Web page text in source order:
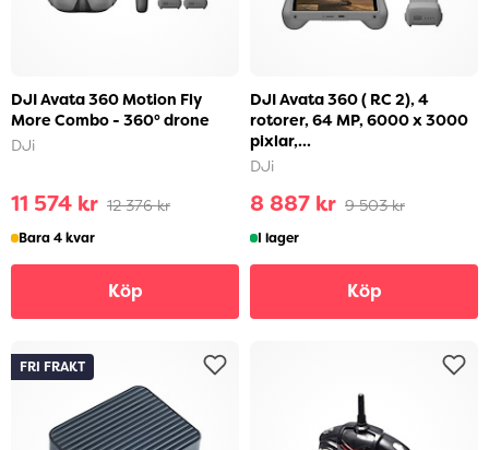
DJI Avata 360 Motion Fly
More Combo - 360° drone
DJi
11 574 kr 12 376 kr
Bara 4 kvar
Köp
DJI Avata 360 ( RC 2), 4
rotorer, 64 MP, 6000 x 3000
pixlar,...
DJi
8 887 kr 9 503 kr
I lager
Köp
FRI FRAKT